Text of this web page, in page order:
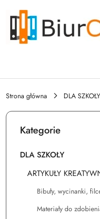
Przejdź do treści
Przejdź do
Przejdź do moje konto
Przejdź do menu
Przejdź do stopki
Strona główna DLA SZKOŁY
Kategorie
DLA SZKOŁY
ARTYKUŁY
Bibuły, wycinanki,
Materiały do